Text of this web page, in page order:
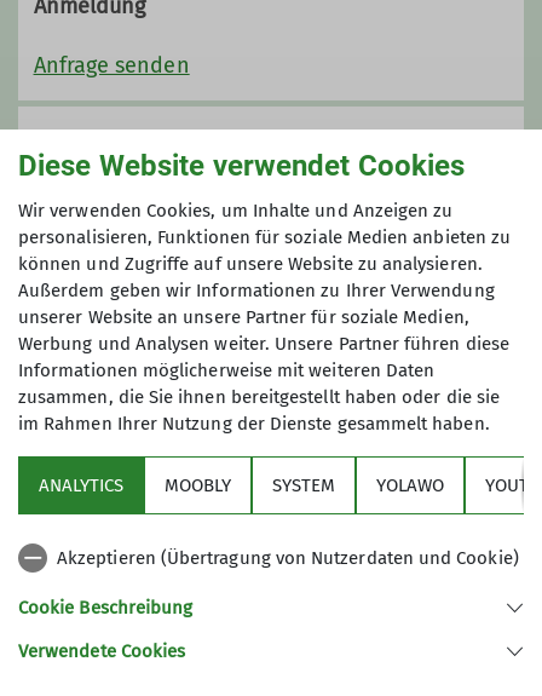
Anmeldung
Anfrage senden
Sektionsmitglied: 70,- €
DAV-Mitglied: 85,- €
Nichtmitglied: 100,- €
Sektion
Service
Sektion Duisburg des Deutschen Alpenvereins e.V.
Diese Website verwendet Cookies
Wir verwenden Cookies, um Inhalte und Anzeigen zu
personalisieren, Funktionen für soziale Medien anbieten zu
können und Zugriffe auf unsere Website zu analysieren.
Außerdem geben wir Informationen zu Ihrer Verwendung
unserer Website an unsere Partner für soziale Medien,
Werbung und Analysen weiter. Unsere Partner führen diese
Informationen möglicherweise mit weiteren Daten
zusammen, die Sie ihnen bereitgestellt haben oder die sie
im Rahmen Ihrer Nutzung der Dienste gesammelt haben.
ANALYTICS MOOBLY SYSTEM YOLAWO
Akzeptieren (Übertragung von Nutzerdaten und Cookie)
Cookie Beschreibung
Verwendete Cookies